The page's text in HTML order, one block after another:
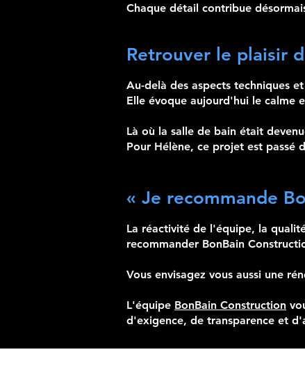
Chaque détail contribue
Retrouver le plaisir
Au-delà des aspects techniques
Elle évoque aujourd'hui le calme
Là où la salle de bain était
Pour Hélène, ce projet est
« Je recommande
La réactivité de l'équipe, la
recommander BonBain
Vous envisagez vous aussi une
L'équipe BonBain Construction
d'exigence, de transparence et